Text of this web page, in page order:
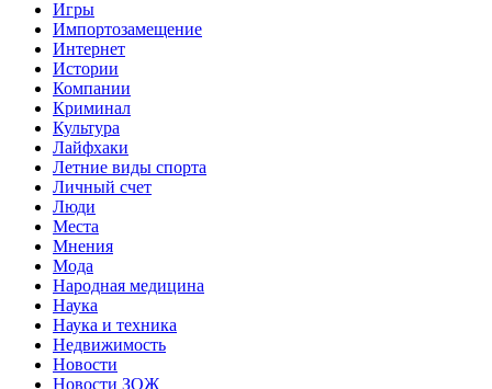
Игры
Импортозамещение
Интернет
Истории
Компании
Криминал
Культура
Лайфхаки
Летние виды спорта
Личный счет
Люди
Места
Мнения
Мода
Народная медицина
Наука
Наука и техника
Недвижимость
Новости
Новости ЗОЖ